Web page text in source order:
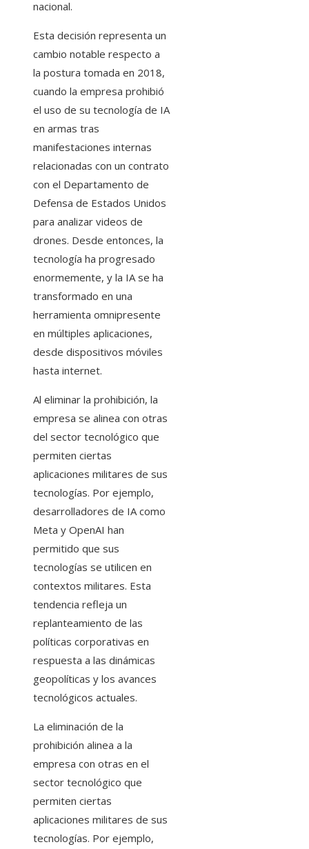
nacional.
Esta decisión representa un
cambio notable respecto a
la postura tomada en 2018,
cuando la empresa prohibió
el uso de su tecnología de IA
en armas tras
manifestaciones internas
relacionadas con un contrato
con el Departamento de
Defensa de Estados Unidos
para analizar videos de
drones. Desde entonces, la
tecnología ha progresado
enormemente, y la IA se ha
transformado en una
herramienta omnipresente
en múltiples aplicaciones,
desde dispositivos móviles
hasta internet.
Al eliminar la prohibición, la
empresa se alinea con otras
del sector tecnológico que
permiten ciertas
aplicaciones militares de sus
tecnologías. Por ejemplo,
desarrolladores de IA como
Meta y OpenAI han
permitido que sus
tecnologías se utilicen en
contextos militares. Esta
tendencia refleja un
replanteamiento de las
políticas corporativas en
respuesta a las dinámicas
geopolíticas y los avances
tecnológicos actuales.
La eliminación de la
prohibición alinea a la
empresa con otras en el
sector tecnológico que
permiten ciertas
aplicaciones militares de sus
tecnologías. Por ejemplo,